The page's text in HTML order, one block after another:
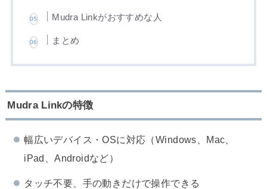
Mudra Linkがおすすめな人
まとめ
Mudra Linkの特徴
幅広いデバイス・OSに対応（Windows、Mac、
iPad、Androidなど）
タッチ不要、手の動きだけで操作できる